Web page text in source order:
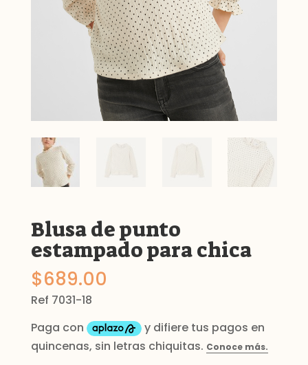
Blusa de punto
estampado para chica
$689.00
Ref 7031-18